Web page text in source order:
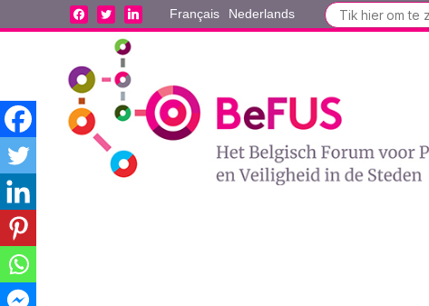
facebooktwitterlinkedin Français Nederlands
Search
for: